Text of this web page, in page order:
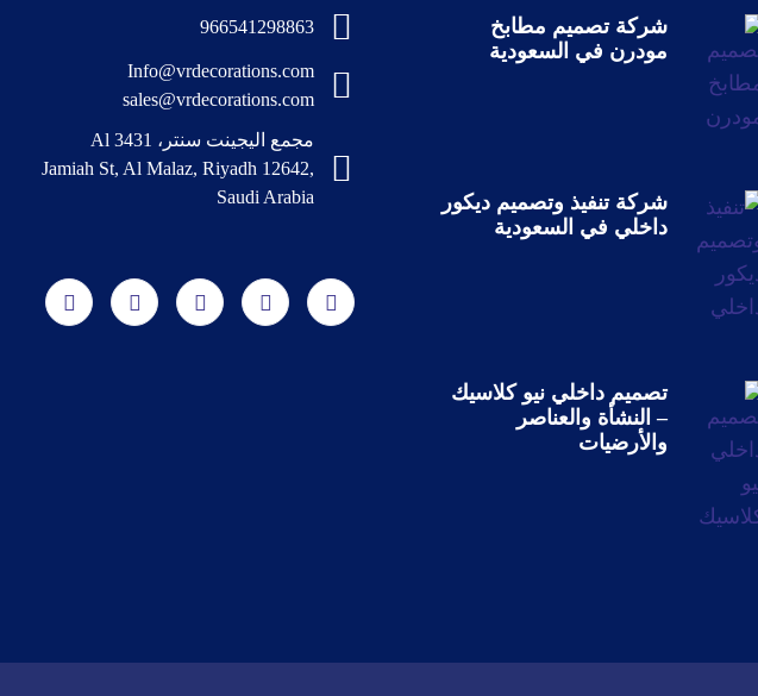
شركة تصميم مطابخ
مودرن في السعودية
شركة تنفيذ وتصميم ديكور
داخلي في السعودية
تصميم داخلي نيو كلاسيك
– النشأة والعناصر
والأرضيات
966541298863
Info@vrdecorations.com
sales@vrdecorations.com
مجمع اليجينت سنتر، 3431 Al
Jamiah St, Al Malaz, Riyadh 12642,
Saudi Arabia